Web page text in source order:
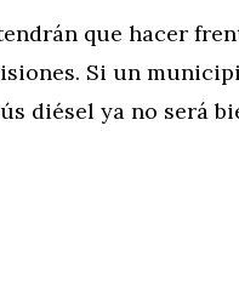
que hacer
Si un
diésel ya no será